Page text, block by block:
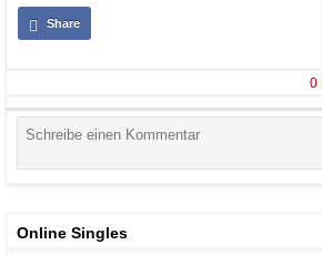
Share
0
Online Singles